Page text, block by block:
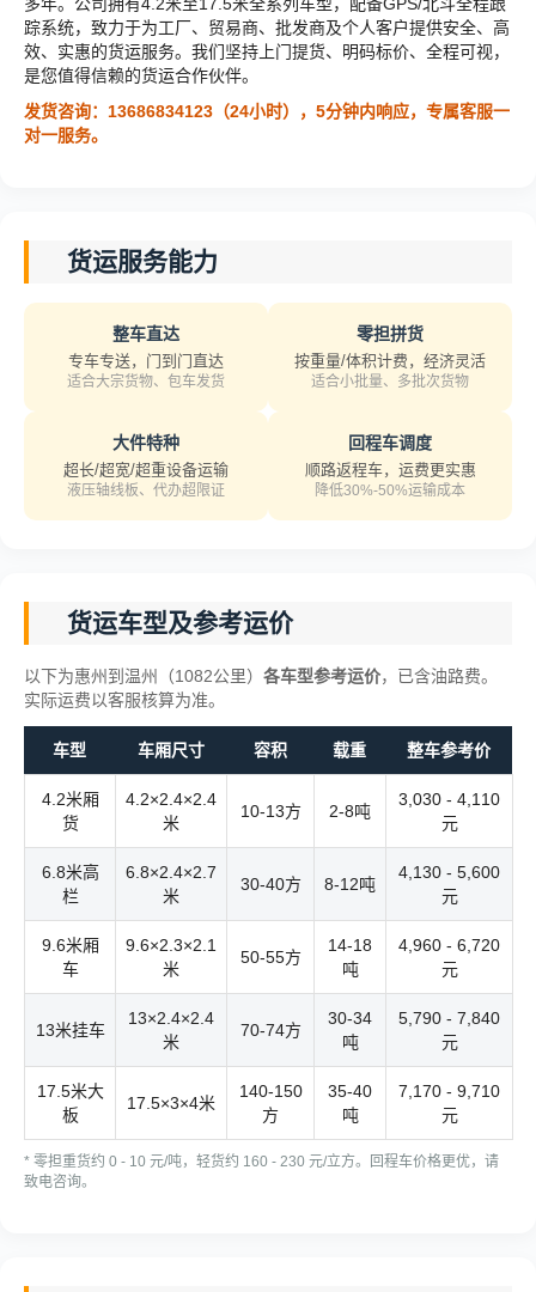
踪系统，致力于为工厂、贸易商、批发商及个人客户提供安全、高
效、实惠的货运服务。我们坚持上门提货、明码标价、全程可视，
是您值得信赖的货运合作伙伴。
发货咨询：13686834123（24小时），5分钟内响应，专属客服一
对一服务。
货运服务能力
整车直达
专车专送，门到门直达
适合大宗货物、包车发货
零担拼货
按重量/体积计费，经济灵活
适合小批量、多批次货物
大件特种
超长/超宽/超重设备运输
液压轴线板、代办超限证
回程车调度
顺路返程车，运费更实惠
降低30%-50%运输成本
货运车型及参考运价
以下为惠州到温州（1082公里） 各车型参考运价，已含油路费。
实际运费以客服核算为准。
车型 车厢尺寸 容积 载重 整车参考价
4.2米厢
货
4.2×2.4×2.4
米
10-13方 2-8吨
3,030 - 4,110
元
6.8米高
栏
6.8×2.4×2.7
米
30-40方 8-12吨
4,130 - 5,600
元
9.6米厢
车
9.6×2.3×2.1
米
50-55方
14-18
吨
4,960 - 6,720
元
13米挂车
13×2.4×2.4
米
70-74方
30-34
吨
5,790 - 7,840
元
17.5米大
板
17.5×3×4米
140-150
方
35-40
吨
7,170 - 9,710
元
* 零担重货约 0 - 10 元/吨，轻货约 160 - 230 元/立方。回程车价格更优，请
致电咨询。